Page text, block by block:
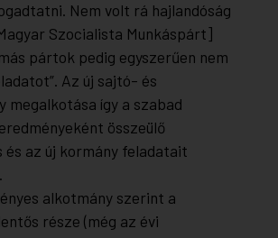
Nem volt rá hajlandóság
Szocialista Munkáspárt]
pártok pedig egyszerűen nem
Az új sajtó- és
megalkotása így a szabad
összeülő
és az új kormány feladatait
alkotmány szerint a
része (még az évi